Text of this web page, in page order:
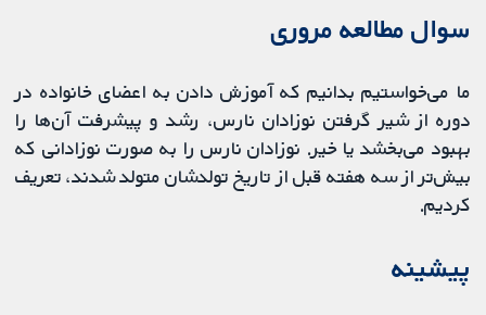
سوال مطالعه مروری
ما می‌خواستیم بدانیم که آموزش دادن به اعضای خانواده در
دوره از شیر گرفتن نوزادان نارس، رشد و پیشرفت آن‌ها را
بهبود می‌بخشد یا خیر. نوزادان نارس را به صورت نوزادانی که
بیش‌تر از سه هفته قبل از تاریخ تولدشان متولد شدند، تعریف
کردیم.
پیشینه